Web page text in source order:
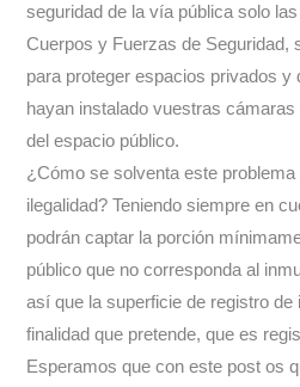
seguridad de la vía pública solo
Cuerpos y Fuerzas de Seguridad,
para proteger espacios privados y
hayan instalado vuestras
del espacio público.
¿Cómo se solventa este problema
ilegalidad? Teniendo siempre en
podrán captar la porción
público que no corresponda al
así que la superficie de registro
finalidad que pretende, que es
Esperamos que con este post os